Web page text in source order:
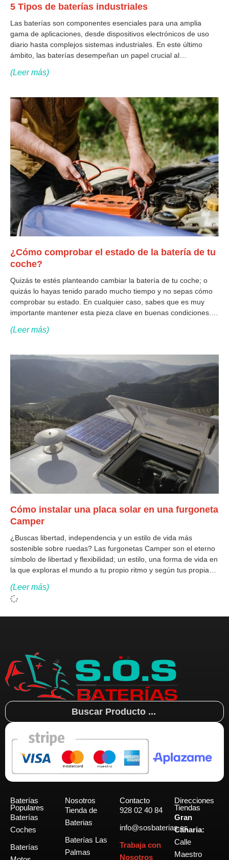
5 Tipos de baterías industriales
Las baterías son componentes esenciales para una amplia
gama de aplicaciones, desde dispositivos electrónicos de uso
diario hasta complejos sistemas industriales. En este último
ámbito, las baterías desempeñan un papel crucial al
vehículos eléctricos y sistemas de almacenamiento de energía.
(Leer más)
¿Cómo comprobar el estado de la batería de tu
coche?
Quizás te estés planteando cambiar la batería de tu coche; o
quizás lo hayas tenido parado mucho tiempo y no sepas cómo
comprobar su estado. En cualquier caso, sabes que es muy
importante mantener esta pieza clave en buenas condiciones.
arranque,
(Leer más)
Cómo instalar una placa solar en una furgoneta
Camper
¿Buscas libertad, independencia y un estilo de vida más
sostenible sobre ruedas? Las furgonetas Camper son el eterno
símbolo de libertad y flexibilidad; un estilo, una forma de vida en
la que exploras el mundo a tu propio ritmo y según tus propias
(Leer más)
Search
...
Baterías
Populares
Baterías
Coches
Baterías
Nosotros
Tienda de
Baterias
Baterías Las
Palmas
Contacto
928 02 40 84
info@sosbaterias.es
Trabaja con
Nosotros
Direcciones
Tiendas
Gran
Canaria:
Calle
Maestro